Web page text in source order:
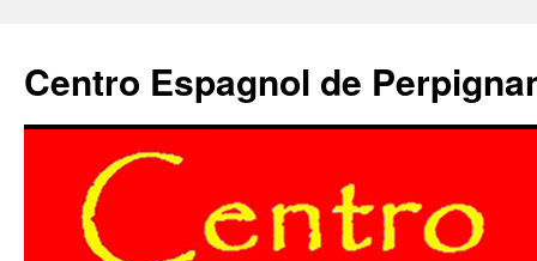
contenu
Centro Espagnol de